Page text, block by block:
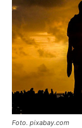
Foto. pixabay.com